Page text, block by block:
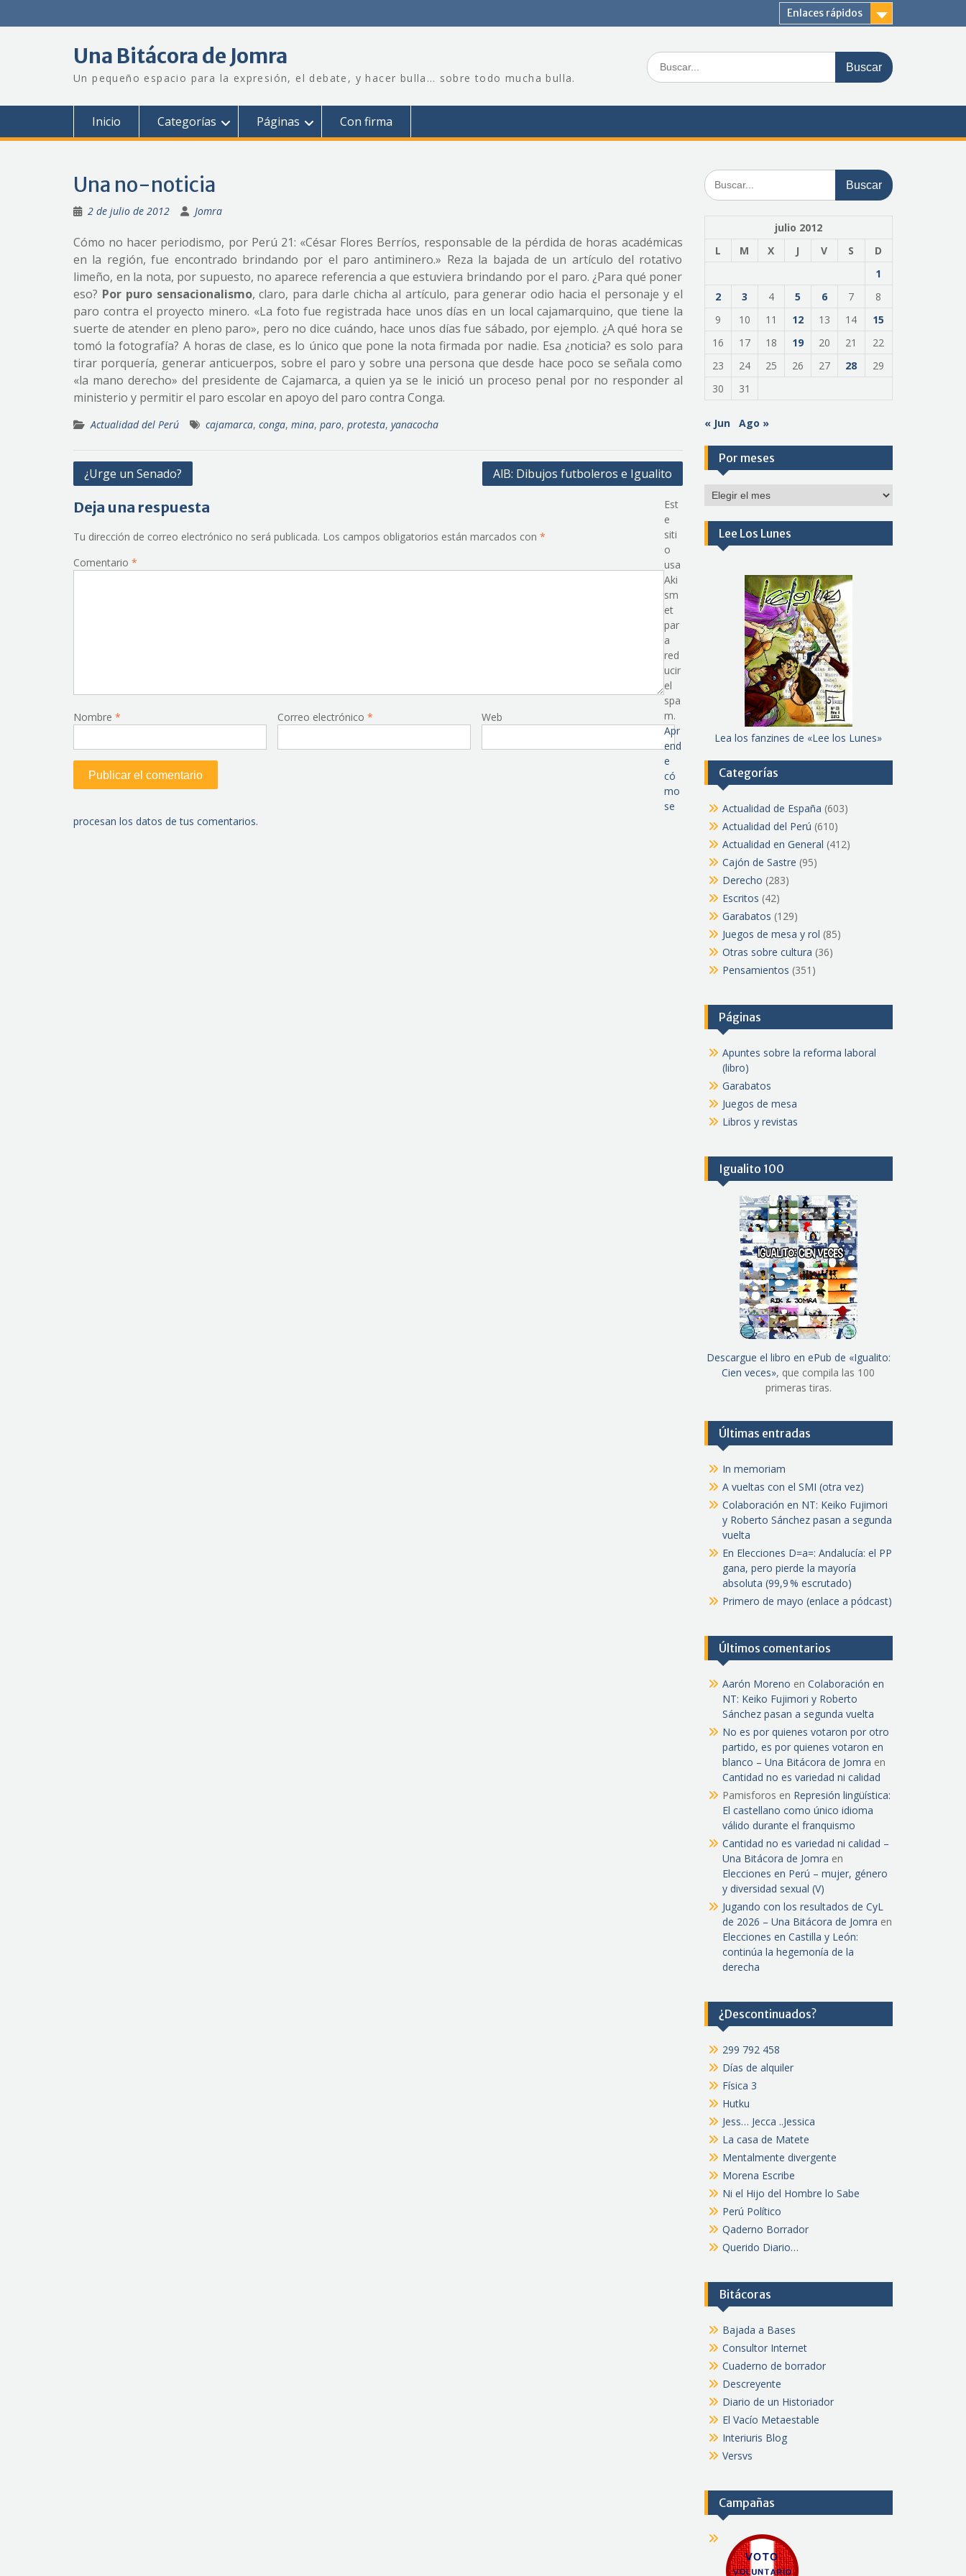
Enlaces rápidos
Una Bitácora de Jomra
Un pequeño espacio para la expresión, el debate, y hacer bulla… sobre todo mucha bulla.
Buscar:
Inicio Categorías Páginas Con firma
Una no-noticia
2 de julio de 2012 Jomra
Cómo no hacer periodismo, por Perú 21: «César Flores Berríos, responsable de la pérdida de horas académicas
en la región, fue encontrado brindando por el paro antiminero.» Reza la bajada de un artículo del rotativo
limeño, en la nota, por supuesto, no aparece referencia a que estuviera brindando por el paro. ¿Para qué poner
eso? Por puro sensacionalismo, claro, para darle chicha al artículo, para generar odio hacia el personaje y el
paro contra el proyecto minero. «La foto fue registrada hace unos días en un local cajamarquino, que tiene la
suerte de atender en pleno paro», pero no dice cuándo, hace unos días fue sábado, por ejemplo. ¿A qué hora se
tomó la fotografía? A horas de clase, es lo único que pone la nota firmada por nadie. Esa ¿noticia? es solo para
tirar porquería, generar anticuerpos, sobre el paro y sobre una persona que desde hace poco se señala como
«la mano derecho» del presidente de Cajamarca, a quien ya se le inició un proceso penal por no responder al
ministerio y permitir el paro escolar en apoyo del paro contra Conga.
Actualidad del Perú cajamarca, conga, mina, paro, protesta, yanacocha
Navegación
entradas
¿Urge un Senado? AlB: Dibujos futboleros e Igualito
Deja una respuesta
Tu dirección de correo electrónico no será publicada. Los campos obligatorios están marcados con *
Comentario *
Nombre * Correo electrónico * Web
Est
e
siti
o
usa
Aki
sm
et
par
a
red
ucir
el
spa
m.
Apr
end
e
có
mo
se
procesan los datos de tus comentarios.
Buscar:
julio 2012
L
M X J V S
D
1
2
3 4 5 6 7
8
9
10 11 12 13 14
15
16
17 18 19 20 21
22
23
24 25 26 27 28
29
30
31
« Jun Ago »
Por meses
Por
Lee Los Lunes
Lea los fanzines de «Lee los Lunes»
Categorías
Actualidad de España (603)
Actualidad del Perú (610)
Actualidad en General (412)
Cajón de Sastre (95)
Derecho (283)
Escritos (42)
Garabatos (129)
Juegos de mesa y rol (85)
Otras sobre cultura (36)
Pensamientos (351)
Páginas
Apuntes sobre la reforma laboral
(libro)
Garabatos
Juegos de mesa
Libros y revistas
Igualito 100
Descargue el libro en ePub de «Igualito:
Cien veces», que compila las 100
primeras tiras.
Últimas entradas
In memoriam
A vueltas con el SMI (otra vez)
Colaboración en NT: Keiko Fujimori
y Roberto Sánchez pasan a segunda
vuelta
En Elecciones D=a=: Andalucía: el PP
gana, pero pierde la mayoría
absoluta (99,9 % escrutado)
Primero de mayo (enlace a pódcast)
Últimos comentarios
Aarón Moreno en Colaboración en
NT: Keiko Fujimori y Roberto
Sánchez pasan a segunda vuelta
No es por quienes votaron por otro
partido, es por quienes votaron en
blanco – Una Bitácora de Jomra en
Cantidad no es variedad ni calidad
Pamisforos en Represión lingüística:
El castellano como único idioma
válido durante el franquismo
Cantidad no es variedad ni calidad –
Una Bitácora de Jomra en
Elecciones en Perú – mujer, género
y diversidad sexual (V)
Jugando con los resultados de CyL
de 2026 – Una Bitácora de Jomra en
Elecciones en Castilla y León:
continúa la hegemonía de la
derecha
¿Descontinuados?
299 792 458
Días de alquiler
Física 3
Hutku
Jess… Jecca ..Jessica
La casa de Matete
Mentalmente divergente
Morena Escribe
Ni el Hijo del Hombre lo Sabe
Perú Político
Qaderno Borrador
Querido Diario…
Bitácoras
Bajada a Bases
Consultor Internet
Cuaderno de borrador
Descreyente
Diario de un Historiador
El Vacío Metaestable
Interiuris Blog
Versvs
Campañas